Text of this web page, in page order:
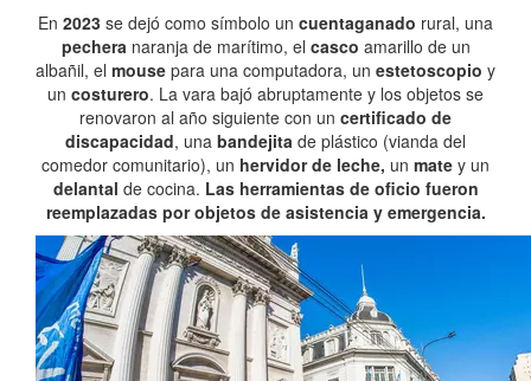
En 2023 se dejó como símbolo un cuentaganado rural, una
pecheranaranja de marítimo, el casco amarillo de un
albañil, el mouse para una computadora, un estetoscopio y
un costurero. La vara bajó abruptamente y los objetos se
renovaron al año siguiente con un certificado de
discapacidad, una bandejita de plástico (vianda del
comedor comunitario), un hervidor de leche, un mate y un
delantal de cocina. Las herramientas de oficio fueron
reemplazadas por objetos de asistencia y emergencia.